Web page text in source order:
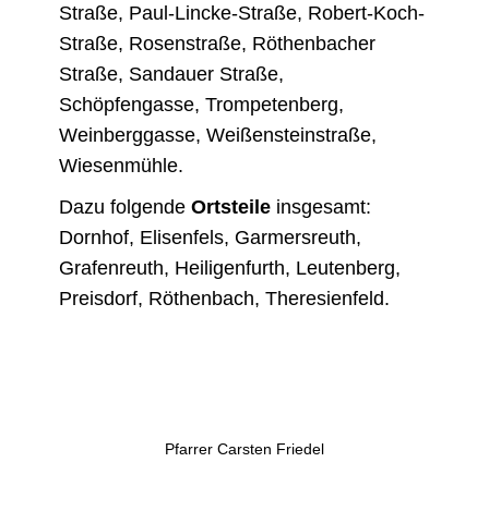
Straße, Paul-Lincke-Straße, Robert-Koch-
Straße, Rosenstraße, Röthenbacher
Straße, Sandauer Straße,
Schöpfengasse, Trompetenberg,
Weinberggasse, Weißensteinstraße,
Wiesenmühle.
Dazu folgendeOrtsteile insgesamt:
Dornhof, Elisenfels, Garmersreuth,
Grafenreuth, Heiligenfurth, Leutenberg,
Preisdorf, Röthenbach, Theresienfeld.
Pfarrer Carsten Friedel